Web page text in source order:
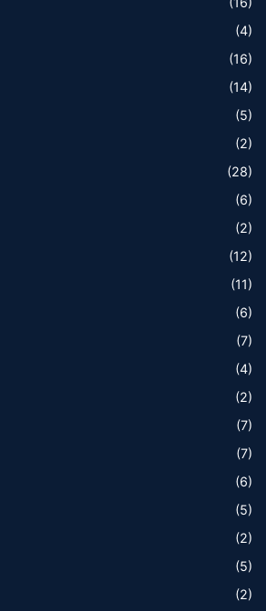
(4)
(16)
(14)
(5)
(2)
(28)
(6)
(2)
(12)
(11)
(6)
(7)
(4)
(2)
(7)
(7)
(6)
(5)
(2)
(5)
(2)